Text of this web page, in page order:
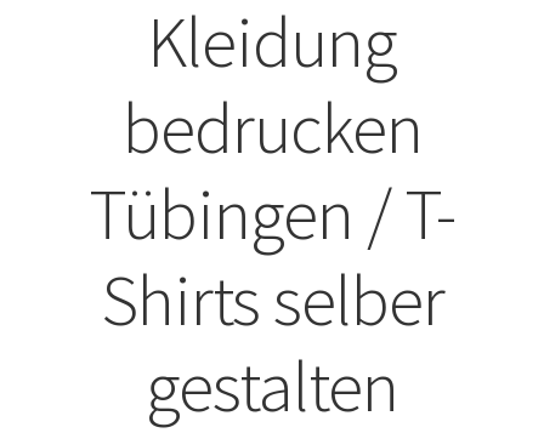
ABISHIRTS BEDRUCKEN Leonberg
ABISHIRTS BEDRUCKEN STUTTGART
Affenpinscher T-Shirts Kaufen selber gestalten und
Afghanischer Windhund T-Shirts Kaufen selber gestalten
Afrika T Shirts Kaufen – Motive selber gestalten und
Kleidung
bedrucken
Tübingen / T-
Shirts selber
gestalten